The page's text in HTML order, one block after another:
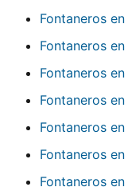
Fontaneros en
Fontaneros en
Fontaneros en
Fontaneros en
Fontaneros en
Fontaneros en
Fontaneros en